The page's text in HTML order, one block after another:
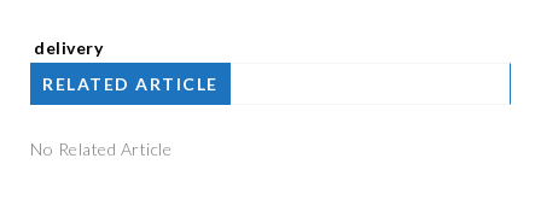
delivery
RELATED ARTICLE
No Related Article